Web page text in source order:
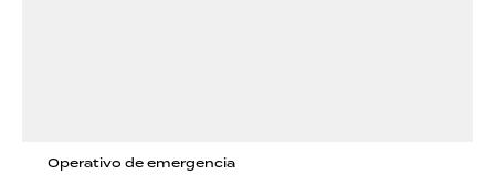
Operativo de emergencia